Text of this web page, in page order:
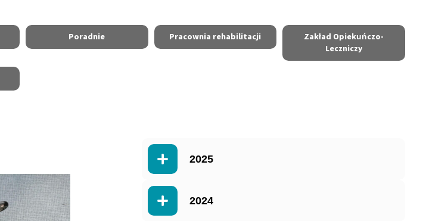
Poradnie Pracownia rehabilitacji
Zakład Opiekuńczo-
Leczniczy
2025
2024